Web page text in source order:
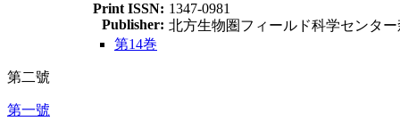
Print ISSN: 1347-0981
Publisher: 北方生物圏フィールド科学センタ
第14巻
第二號
第一號